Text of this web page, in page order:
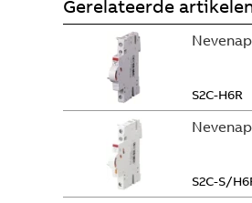
Gerelateerde
S2C-H6R
S2C-S/